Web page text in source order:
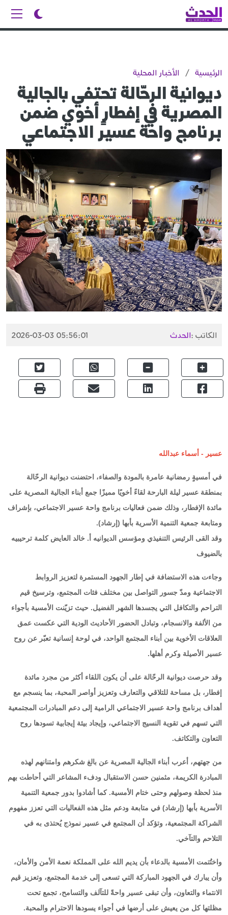
الرئيسية / الأخبار المحلية
ديوانية الرحّالة تحتفي بالجالية
المصرية في إفطارٍ أخوي ضمن
برنامج واحة عسير الاجتماعي
الكاتب :الحدث 2026-03-03 05:56:01
عسير - أسماء عبدالله
في أمسيةٍ رمضانية عامرة بالمودة والصفاء، احتضنت ديوانية الرحّالة
بمنطقة عسير ليلة البارحة لقاءً أخويًا مميزًا جمع أبناء الجالية المصرية على
مائدة الإفطار، وذلك ضمن فعاليات برنامج واحة عسير الاجتماعي، بإشراف
ومتابعة جمعية التنمية الأسرية بأبها (إرشاد).
وقد القى الرئيس التنفيذي ومؤسس الديوانيه أ. خالد العايض كلمة ترحيبيه
بالضيوف
وجاءت هذه الاستضافة في إطار الجهود المستمرة لتعزيز الروابط
الاجتماعية ومدّ جسور التواصل بين مختلف فئات المجتمع، وترسيخ قيم
التراحم والتكافل التي يجسدها الشهر الفضيل. حيث تزيّنت الأمسية بأجواء
من الألفة والانسجام، وتبادل الحضور الأحاديث الودية التي عكست عمق
العلاقات الأخوية بين أبناء المجتمع الواحد، في لوحة إنسانية تعبّر عن روح
عسير الأصيلة وكرم أهلها.
وقد حرصت ديوانية الرحّالة على أن يكون اللقاء أكثر من مجرد مائدة
إفطار، بل مساحة للتلاقي والتعارف وتعزيز أواصر المحبة، بما ينسجم مع
أهداف برنامج واحة عسير الاجتماعي الرامية إلى دعم المبادرات المجتمعية
التي تسهم في تقوية النسيج الاجتماعي، وإيجاد بيئة إيجابية تسودها روح
التعاون والتكاتف.
من جهتهم، أعرب أبناء الجالية المصرية عن بالغ شكرهم وامتنانهم لهذه
المبادرة الكريمة، مثمنين حسن الاستقبال ودفء المشاعر التي أحاطت بهم
منذ لحظة وصولهم وحتى ختام الأمسية. كما أشادوا بدور جمعية التنمية
الأسرية بأبها (إرشاد) في متابعة ودعم مثل هذه الفعاليات التي تعزز مفهوم
الشراكة المجتمعية، وتؤكد أن المجتمع في عسير نموذج يُحتذى به في
التلاحم والتآخي.
واختُتمت الأمسية بالدعاء بأن يديم الله على المملكة نعمة الأمن والأمان،
وأن يبارك في الجهود المباركة التي تسعى إلى خدمة المجتمع، وتعزيز قيم
الانتماء والتعاون، وأن تبقى عسير واحةً للتآلف والتسامح، تجمع تحت
مظلتها كل من يعيش على أرضها في أجواء يسودها الاحترام والمحبة.